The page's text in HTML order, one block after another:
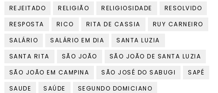
REJEITADO
RELIGIÃO RELIGIOSIDADE
RESOLVIDO
RESPOSTA
RICO RITA DE CASSIA
RUY CARNEIRO
SALÁRIO
SALÁRIO EM DIA
SANTA LUZIA
SANTA RITA
SÃO JOÃO
SÃO JOÃO DE SANTA LUZIA
SÃO JOÃO EM CAMPINA
SÃO JOSÉ DO SABUGI
SAPÉ
SAUDE
SAÚDE
SEGUNDO DOMICIANO